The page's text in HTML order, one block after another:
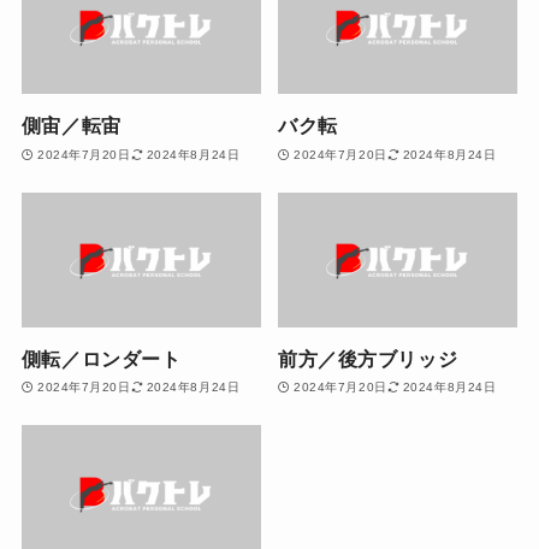
側宙／転宙
2024年7月20日 2024年8月24日
バク転
2024年7月20日 2024年8月24日
側転／ロンダート
2024年7月20日 2024年8月24日
前方／後方ブリッジ
2024年7月20日 2024年8月24日